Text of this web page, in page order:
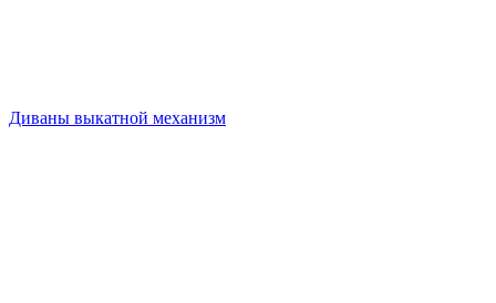
Диваны выкатной механизм